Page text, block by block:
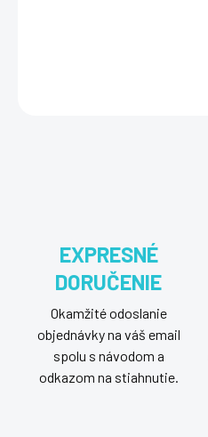
EXPRESNÉ
DORUČENIE
Okamžité odoslanie
objednávky na váš email
spolu s návodom a
odkazom na stiahnutie.